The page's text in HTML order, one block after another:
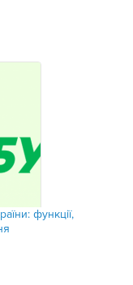
функції,